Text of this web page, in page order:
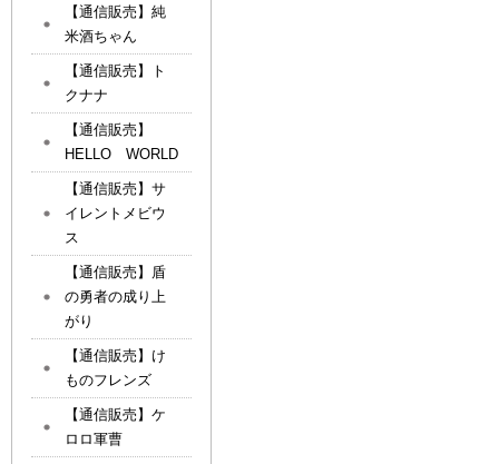
【通信販売】純
米酒ちゃん
【通信販売】ト
クナナ
【通信販売】
HELLO WORLD
【通信販売】サ
イレントメビウ
ス
【通信販売】盾
の勇者の成り上
がり
【通信販売】け
ものフレンズ
【通信販売】ケ
ロロ軍曹